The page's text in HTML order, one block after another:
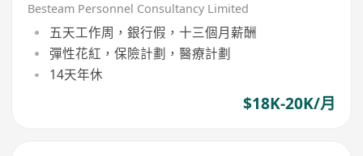
Besteam Personnel Consultancy Limited
五天工作周，銀行假，十三個月薪酬
彈性花紅，保險計劃，醫療計劃
14天年休
$18K-20K/月